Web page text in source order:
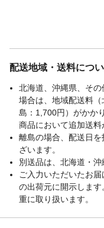
配送地域・送料につ
北海道、沖縄県、そ
場合は、地域配送料
島：1,700円）がかか
商品において追加送料
離島の場合、配送日
ざいます。
別送品は、北海道・沖
ご入力いただいたお
の出荷元に開示しま
重に取り扱います。